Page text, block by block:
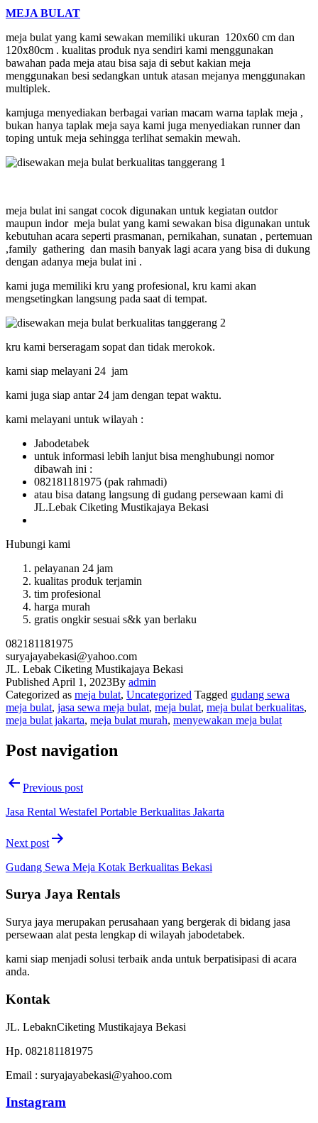
MEJA BULAT
meja bulat yang kami sewakan memiliki ukuran 120x60 cm dan
120x80cm . kualitas produk nya sendiri kami menggunakan
bawahan pada meja atau bisa saja di sebut kakian meja
menggunakan besi sedangkan untuk atasan mejanya menggunakan
multiplek.
kamjuga menyediakan berbagai varian macam warna taplak meja ,
bukan hanya taplak meja saya kami juga menyediakan runner dan
toping untuk meja sehingga terlihat semakin mewah.
meja bulat ini sangat cocok digunakan untuk kegiatan outdor
maupun indor meja bulat yang kami sewakan bisa digunakan untuk
kebutuhan acara seperti prasmanan, pernikahan, sunatan , pertemuan
,family gathering dan masih banyak lagi acara yang bisa di dukung
dengan adanya meja bulat ini .
kami juga memiliki kru yang profesional, kru kami akan
mengsetingkan langsung pada saat di tempat.
kru kami berseragam sopat dan tidak merokok.
kami siap melayani 24 jam
kami juga siap antar 24 jam dengan tepat waktu.
kami melayani untuk wilayah :
Jabodetabek
untuk informasi lebih lanjut bisa menghubungi nomor
dibawah ini :
082181181975 (pak rahmadi)
atau bisa datang langsung di gudang persewaan kami di
JL.Lebak Ciketing Mustikajaya Bekasi
Hubungi kami
pelayanan 24 jam
kualitas produk terjamin
tim profesional
harga murah
gratis ongkir sesuai s&k yan berlaku
082181181975
suryajayabekasi@yahoo.com
JL. Lebak Ciketing Mustikajaya Bekasi
Published April 1, 2023By admin
Categorized as meja bulat, Uncategorized Tagged gudang sewa
meja bulat, jasa sewa meja bulat, meja bulat, meja bulat berkualitas,
meja bulat jakarta, meja bulat murah, menyewakan meja bulat
Post navigation
Previous post
Jasa Rental Westafel Portable Berkualitas Jakarta
Next post
Gudang Sewa Meja Kotak Berkualitas Bekasi
Surya Jaya Rentals
Surya jaya merupakan perusahaan yang bergerak di bidang jasa
persewaan alat pesta lengkap di wilayah jabodetabek.
kami siap menjadi solusi terbaik anda untuk berpatisipasi di acara
anda.
Kontak
JL. LebaknCiketing Mustikajaya Bekasi
Hp. 082181181975
Email : suryajayabekasi@yahoo.com
Instagram